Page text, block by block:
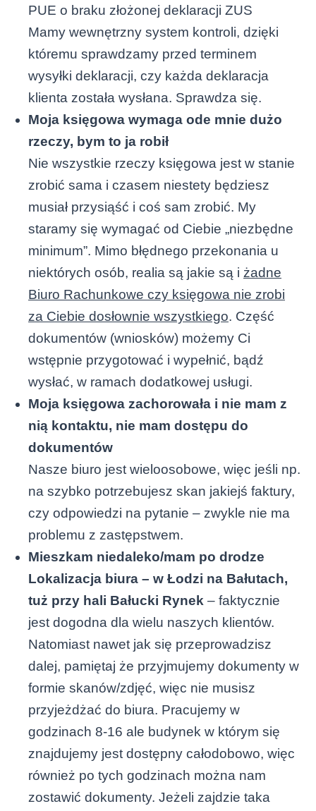
PUE o braku złożonej deklaracji ZUS
Mamy wewnętrzny system kontroli, dzięki
któremu sprawdzamy przed terminem
wysyłki deklaracji, czy każda deklaracja
klienta została wysłana. Sprawdza się.
Moja księgowa wymaga ode mnie dużo
rzeczy, bym to ja robił
Nie wszystkie rzeczy księgowa jest w stanie
zrobić sama i czasem niestety będziesz
musiał przysiąść i coś sam zrobić. My
staramy się wymagać od Ciebie „niezbędne
minimum”. Mimo błędnego przekonania u
niektórych osób, realia są jakie są i żadne
Biuro Rachunkowe czy księgowa nie zrobi
za Ciebie dosłownie wszystkiego. Część
dokumentów (wniosków) możemy Ci
wstępnie przygotować i wypełnić, bądź
wysłać, w ramach dodatkowej usługi.
Moja księgowa zachorowała i nie mam z
nią kontaktu, nie mam dostępu do
dokumentów
Nasze biuro jest wieloosobowe, więc jeśli np.
na szybko potrzebujesz skan jakiejś faktury,
czy odpowiedzi na pytanie – zwykle nie ma
problemu z zastępstwem.
Mieszkam niedaleko/mam po drodze
Lokalizacja biura – w Łodzi na Bałutach,
tuż przy hali Bałucki Rynek – faktycznie
jest dogodna dla wielu naszych klientów.
Natomiast nawet jak się przeprowadzisz
dalej, pamiętaj że przyjmujemy dokumenty w
formie skanów/zdjęć, więc nie musisz
przyjeżdżać do biura. Pracujemy w
godzinach 8-16 ale budynek w którym się
znajdujemy jest dostępny całodobowo, więc
również po tych godzinach można nam
zostawić dokumenty. Jeżeli zajdzie taka